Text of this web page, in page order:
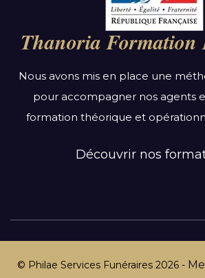
Auvergne-Rhône-Alpes
Bourgogne-Franche-Comté
Bretagne
Centre-Val de Loire
Grand Est
Hauts-de-France
Normandie
Thanoria Formation
Nous avons mis en place une
pour accompagner nos agents
formation théorique et
Découvrir nos
© Philae Services Funéraires 2026 -